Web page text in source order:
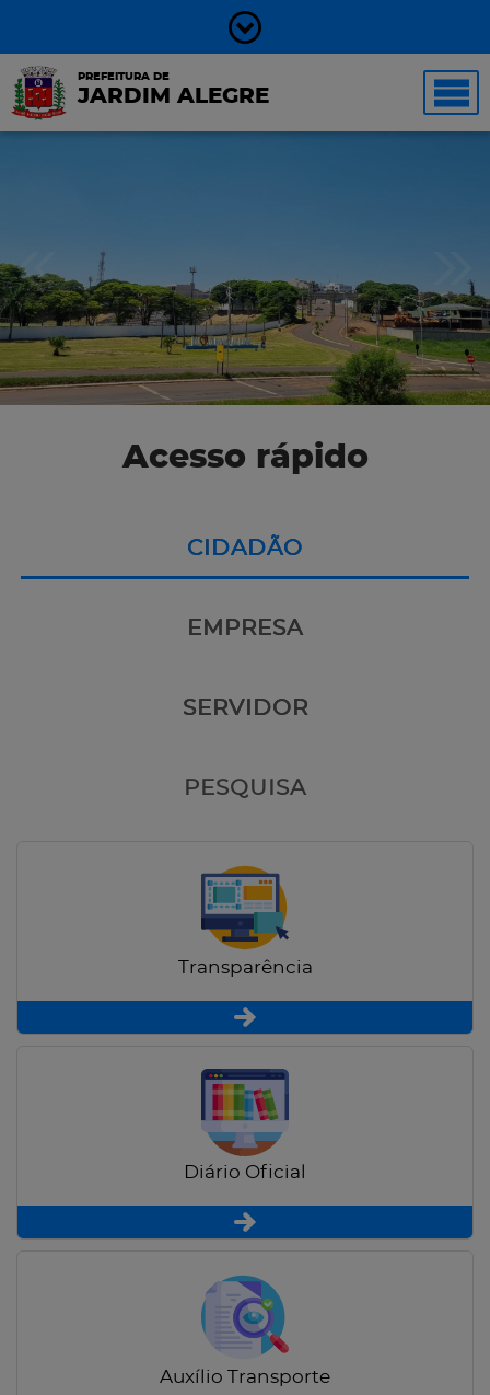
PREFEITURA DE
JARDIM ALEGRE
Acesso rápido
CIDADÃO
EMPRESA
SERVIDOR
PESQUISA
Transparência
Diário Oficial
Auxílio Transporte